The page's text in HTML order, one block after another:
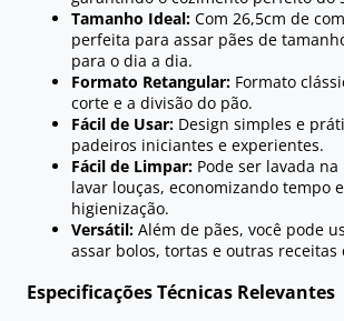
Tamanho Ideal: Com 26,5cm de
perfeita para assar pães de
para o dia a dia.
Formato Retangular: Formato
corte e a divisão do pão.
Fácil de Usar: Design simples e
padeiros iniciantes e experientes.
Fácil de Limpar: Pode ser lavada
lavar louças, economizando tempo
higienização.
Versátil: Além de pães, você pode
assar bolos, tortas e outras receitas
Especificações Técnicas Relevantes